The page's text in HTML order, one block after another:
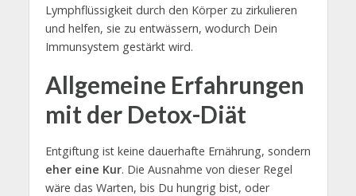
Lymphflüssigkeit durch den Körper zu zirkulieren
und helfen, sie zu entwässern, wodurch Dein
Immunsystem gestärkt wird.
Allgemeine Erfahrungen
mit der Detox-Diät
Entgiftung ist keine dauerhafte Ernährung, sondern
eher eine Kur. Die Ausnahme von dieser Regel
wäre das Warten, bis Du hungrig bist, oder